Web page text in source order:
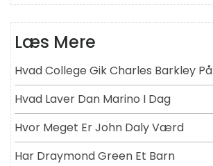
Læs Mere
Hvad College Gik Charles Barkley På
Hvad Laver Dan Marino I Dag
Hvor Meget Er John Daly Værd
Har Draymond Green Et Barn